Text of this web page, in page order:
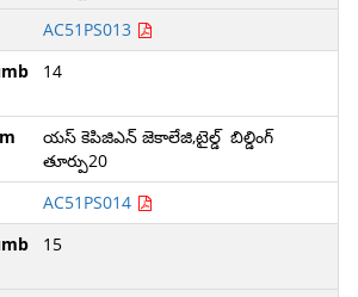
AC51PS013
14
యస్ కెపిజిఎన్ జెకాలేజి,టైల్డ్ బిల్డింగ్
తూర్పు20
AC51PS014
15